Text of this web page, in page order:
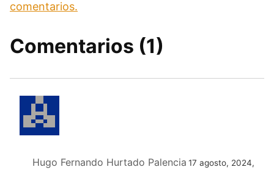
comentarios.
Comentarios (1)
Hugo Fernando Hurtado Palencia 17 agosto, 2024,